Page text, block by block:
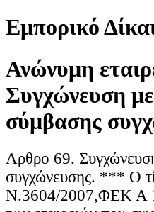
Εμπορικό
Ανώνυμη
Συγχώνευση
σύμβασης
Αρθρο 69.
συγχώνευσης. *** Ο
Ν.3604/2007,ΦΕΚ Α